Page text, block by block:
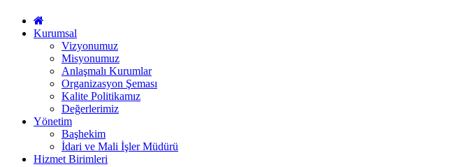
Kurumsal
Vizyonumuz
Misyonumuz
Anlaşmalı Kurumlar
Organizasyon Şeması
Kalite Politikamız
Değerlerimiz
Yönetim
Başhekim
İdari ve Mali İşler Müdürü
Hizmet Birimleri